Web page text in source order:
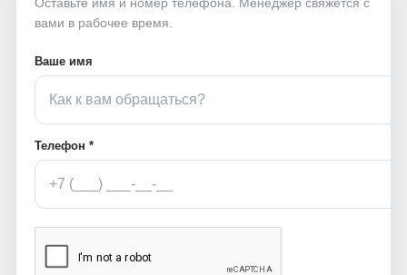
вами в рабочее время.
Ваше имя
Телефон *